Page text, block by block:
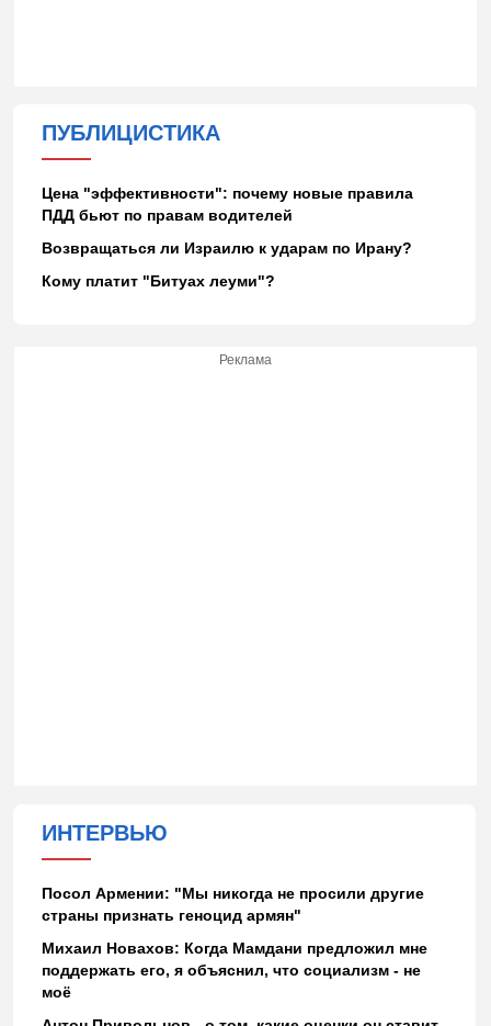
ПУБЛИЦИСТИКА
Цена "эффективности": почему новые правила
ПДД бьют по правам водителей
Возвращаться ли Израилю к ударам по Ирану?
Кому платит "Битуах леуми"?
Реклама
ИНТЕРВЬЮ
Посол Армении: "Мы никогда не просили другие
страны признать геноцид армян"
Михаил Новахов: Когда Мамдани предложил мне
поддержать его, я объяснил, что социализм - не
моё